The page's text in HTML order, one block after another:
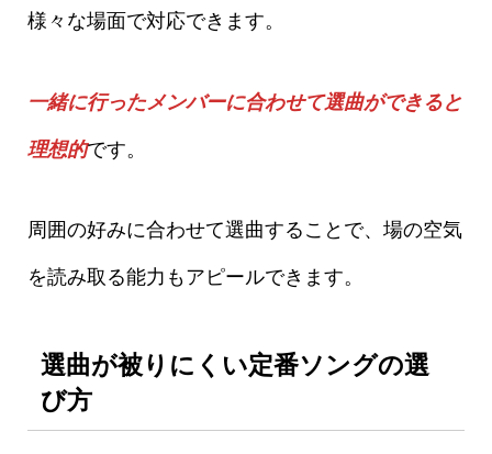
様々な場面で対応できます。
一緒に行ったメンバーに合わせて選曲ができると
理想的です。
周囲の好みに合わせて選曲することで、場の空気
を読み取る能力もアピールできます。
選曲が被りにくい定番ソングの選
び方